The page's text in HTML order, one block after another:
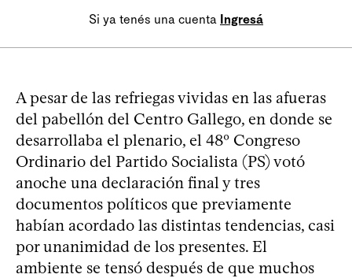
Si ya tenés una cuenta Ingresá
A pesar de las refriegas vividas en las afueras
del pabellón del Centro Gallego, en donde se
desarrollaba el plenario, el 48º Congreso
Ordinario del Partido Socialista (PS) votó
anoche una declaración final y tres
documentos políticos que previamente
habían acordado las distintas tendencias, casi
por unanimidad de los presentes. El
ambiente se tensó después de que muchos